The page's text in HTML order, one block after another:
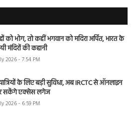
को भोग, तो कहीं भगवान को मदिरा अर्पित, भारत के
मंदिरों की कहानी
2026 - 7:54 PM
के लिए बड़ी सुविधा, अब IRCTC से ऑनलाइन
सकेंगे एक्सेस लगेज
2026 - 6:59 PM